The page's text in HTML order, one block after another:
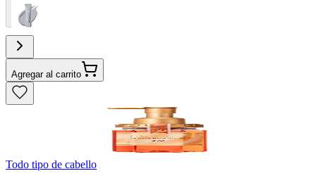
Agregar al carrito
Todo tipo de cabello